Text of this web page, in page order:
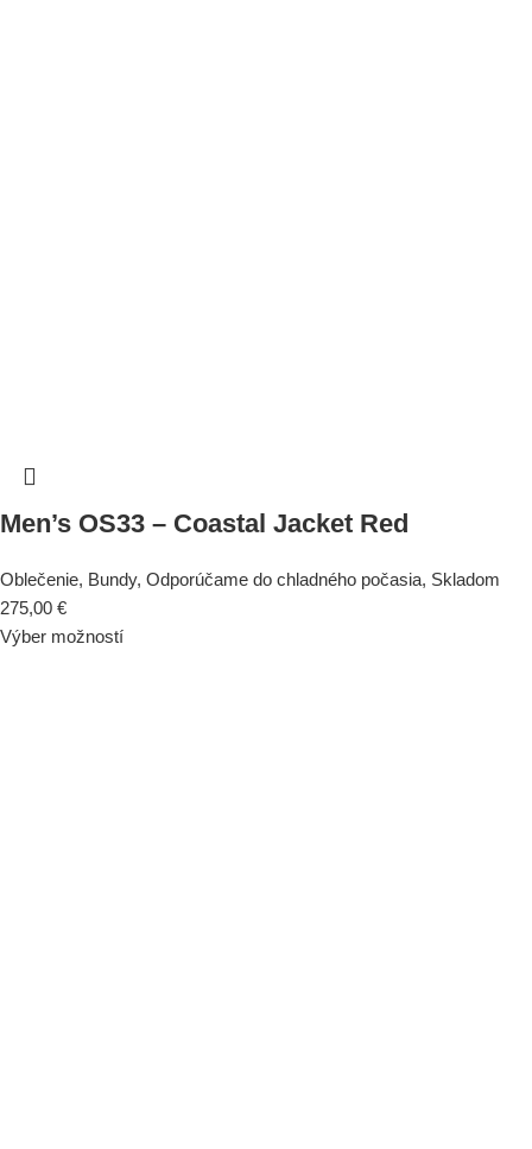
Men’s OS33 – Coastal Jacket Red
Oblečenie, Bundy, Odporúčame do chladného počasia, Skladom
275,00 €
Výber možností